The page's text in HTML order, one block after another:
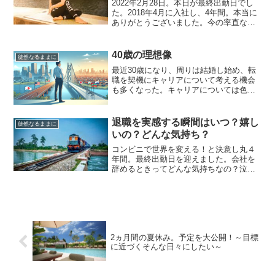
2022年2月28日。本日が最終出勤日でし
た。2018年4月に入社し、4年間。本当に
ありがとうございました。今の率直な気
ことができたのも、加盟店、同僚のおか
げだったと...
徒然なるままに 40歳の理想像
最近30歳になり、周りは結婚し始め、転
職を契機にキャリアについて考える機会
も多くなった。キャリアについては色々
検討する方法や、ある時期の未来（数年
後）を想像してそこから...
徒然なるままに
退職を実感する瞬間はいつ？嬉し
いの？どんな気持ち？
コンビニで世界を変える！と決意し丸４
年間。最終出勤日を迎えました。会社を
辞めるときってどんな気持ちなの？泣く
2ヵ月間の夏休み。予定を大公開！～目標
に近づくそんな日々にしたい～